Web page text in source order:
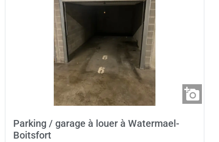
Parking / garage à louer à Watermael-
Boitsfort